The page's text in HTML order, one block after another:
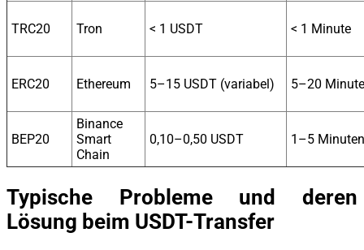
TRC20 Tron < 1 USDT < 1 Minute
ERC20 Ethereum 5–15 USDT (variabel) 5–20
BEP20
Binance
Smart
Chain
0,10–0,50 USDT 1–5 Minuten
Typische Probleme und deren
Lösung beim USDT-Transfer